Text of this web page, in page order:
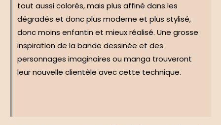
tout aussi colorés, mais plus affiné dans les
dégradés et donc plus moderne et plus stylisé,
donc moins enfantin et mieux réalisé. Une grosse
inspiration de la bande dessinée et des
personnages imaginaires ou manga trouveront
leur nouvelle clientèle avec cette technique.